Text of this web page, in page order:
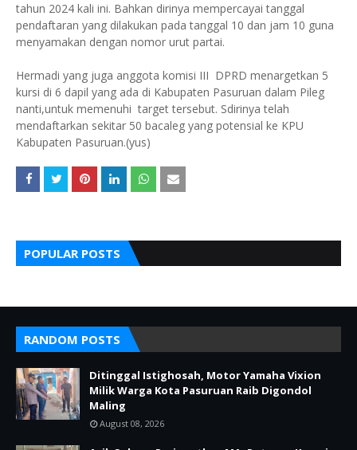
tahun 2024 kali ini. Bahkan dirinya mempercayai tanggal
pendaftaran yang dilakukan pada tanggal 10 dan jam 10 guna
menyamakan dengan nomor urut partai.
Hermadi yang juga anggota komisi III DPRD menargetkan 5
kursi di 6 dapil yang ada di Kabupaten Pasuruan dalam Pileg
nanti,untuk memenuhi target tersebut. Sdirinya telah
mendaftarkan sekitar 50 bacaleg yang potensial ke KPU
Kabupaten Pasuruan.(yus)
POPULAR POSTS
RANDOM POSTS
Ditinggal Istighosah, Motor Yamaha Vixion
Milik Warga Kota Pasuruan Raib Digondol
Maling
August 08, 2026